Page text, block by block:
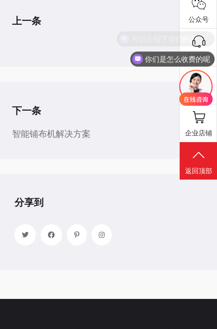
上一条
下一条
智能铺布机解决方案
分享到
公众号
抖音号
报修工单
企业店铺
返回顶部
可以介绍下你们的产品么
你们是怎么收费的呢